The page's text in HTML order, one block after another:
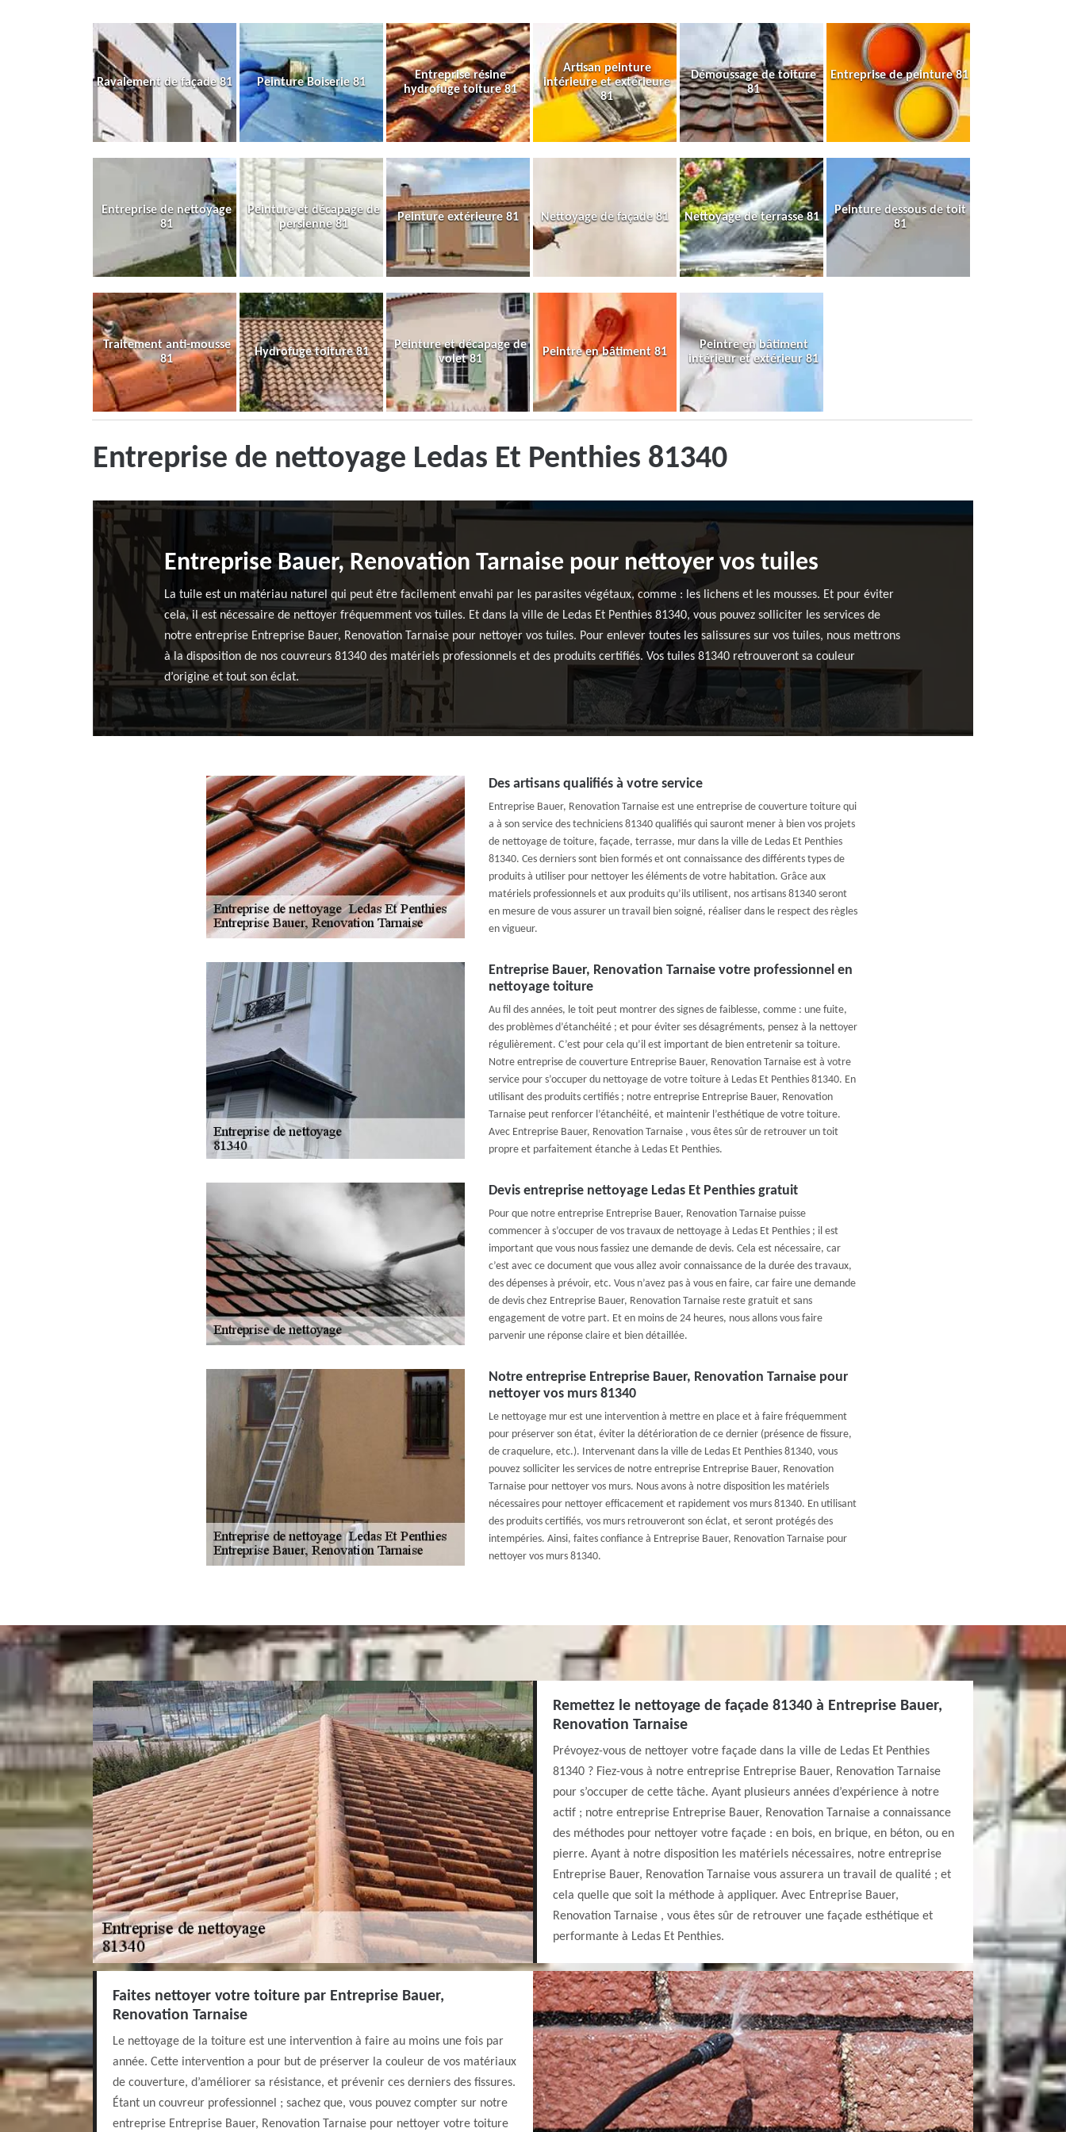
Ravalement de façade 81 Peinture Boiserie 81
Entreprise résine
hydrofuge toiture 81
Artisan peinture
intérieure et extérieure
81
Démoussage de toiture
81
Entreprise de peinture 81
Entreprise de nettoyage
81
Peinture et décapage de
persienne 81
Peinture extérieure 81 Nettoyage de façade 81 Nettoyage de terrasse 81
Peinture dessous de toit
81
Traitement anti-mousse
81
Hydrofuge toiture 81
Peinture et décapage de
volet 81
Peintre en bâtiment 81
Peintre en bâtiment
intérieur et extérieur 81
Entreprise de nettoyage Ledas Et Penthies 81340
Entreprise Bauer, Renovation Tarnaise pour nettoyer vos tuiles
La tuile est un matériau naturel qui peut être facilement envahi par les parasites végétaux, comme : les lichens et les mousses. Et pour éviter
cela, il est nécessaire de nettoyer fréquemment vos tuiles. Et dans la ville de Ledas Et Penthies 81340, vous pouvez solliciter les services de
notre entreprise Entreprise Bauer, Renovation Tarnaise pour nettoyer vos tuiles. Pour enlever toutes les salissures sur vos tuiles, nous mettrons
à la disposition de nos couvreurs 81340 des matériels professionnels et des produits certifiés. Vos tuiles 81340 retrouveront sa couleur
d’origine et tout son éclat.
Des artisans qualifiés à votre service
Entreprise Bauer, Renovation Tarnaise est une entreprise de couverture toiture qui
a à son service des techniciens 81340 qualifiés qui sauront mener à bien vos projets
de nettoyage de toiture, façade, terrasse, mur dans la ville de Ledas Et Penthies
81340. Ces derniers sont bien formés et ont connaissance des différents types de
produits à utiliser pour nettoyer les éléments de votre habitation. Grâce aux
matériels professionnels et aux produits qu’ils utilisent, nos artisans 81340 seront
en mesure de vous assurer un travail bien soigné, réaliser dans le respect des règles
en vigueur.
Entreprise Bauer, Renovation Tarnaise votre professionnel en
nettoyage toiture
Au fil des années, le toit peut montrer des signes de faiblesse, comme : une fuite,
des problèmes d’étanchéité ; et pour éviter ses désagréments, pensez à la nettoyer
régulièrement. C’est pour cela qu’il est important de bien entretenir sa toiture.
Notre entreprise de couverture Entreprise Bauer, Renovation Tarnaise est à votre
service pour s’occuper du nettoyage de votre toiture à Ledas Et Penthies 81340. En
utilisant des produits certifiés ; notre entreprise Entreprise Bauer, Renovation
Tarnaise peut renforcer l’étanchéité, et maintenir l’esthétique de votre toiture.
Avec Entreprise Bauer, Renovation Tarnaise , vous êtes sûr de retrouver un toit
propre et parfaitement étanche à Ledas Et Penthies.
Devis entreprise nettoyage Ledas Et Penthies gratuit
Pour que notre entreprise Entreprise Bauer, Renovation Tarnaise puisse
commencer à s’occuper de vos travaux de nettoyage à Ledas Et Penthies ; il est
important que vous nous fassiez une demande de devis. Cela est nécessaire, car
c’est avec ce document que vous allez avoir connaissance de la durée des travaux,
des dépenses à prévoir, etc. Vous n’avez pas à vous en faire, car faire une demande
de devis chez Entreprise Bauer, Renovation Tarnaise reste gratuit et sans
engagement de votre part. Et en moins de 24 heures, nous allons vous faire
parvenir une réponse claire et bien détaillée.
Notre entreprise Entreprise Bauer, Renovation Tarnaise pour
nettoyer vos murs 81340
Le nettoyage mur est une intervention à mettre en place et à faire fréquemment
pour préserver son état, éviter la détérioration de ce dernier (présence de fissure,
de craquelure, etc.). Intervenant dans la ville de Ledas Et Penthies 81340, vous
pouvez solliciter les services de notre entreprise Entreprise Bauer, Renovation
Tarnaise pour nettoyer vos murs. Nous avons à notre disposition les matériels
nécessaires pour nettoyer efficacement et rapidement vos murs 81340. En utilisant
des produits certifiés, vos murs retrouveront son éclat, et seront protégés des
intempéries. Ainsi, faites confiance à Entreprise Bauer, Renovation Tarnaise pour
nettoyer vos murs 81340.
Remettez le nettoyage de façade 81340 à Entreprise Bauer,
Renovation Tarnaise
Prévoyez-vous de nettoyer votre façade dans la ville de Ledas Et Penthies
81340 ? Fiez-vous à notre entreprise Entreprise Bauer, Renovation Tarnaise
pour s’occuper de cette tâche. Ayant plusieurs années d’expérience à notre
actif ; notre entreprise Entreprise Bauer, Renovation Tarnaise a connaissance
des méthodes pour nettoyer votre façade : en bois, en brique, en béton, ou en
pierre. Ayant à notre disposition les matériels nécessaires, notre entreprise
Entreprise Bauer, Renovation Tarnaise vous assurera un travail de qualité ; et
cela quelle que soit la méthode à appliquer. Avec Entreprise Bauer,
Renovation Tarnaise , vous êtes sûr de retrouver une façade esthétique et
performante à Ledas Et Penthies.
Faites nettoyer votre toiture par Entreprise Bauer,
Renovation Tarnaise
Le nettoyage de la toiture est une intervention à faire au moins une fois par
année. Cette intervention a pour but de préserver la couleur de vos matériaux
de couverture, d’améliorer sa résistance, et prévenir ces derniers des fissures.
Étant un couvreur professionnel ; sachez que, vous pouvez compter sur notre
entreprise Entreprise Bauer, Renovation Tarnaise pour nettoyer votre toiture